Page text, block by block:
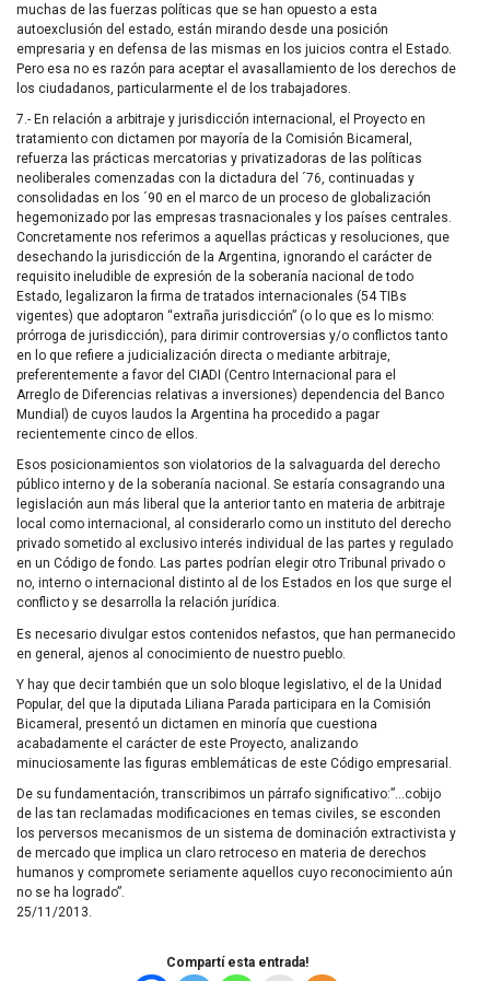
muchas de las fuerzas políticas que se han opuesto a esta
autoexclusión del estado, están mirando desde una posición
empresaria y en defensa de las mismas en los juicios contra el Estado.
Pero esa no es razón para aceptar el avasallamiento de los derechos de
los ciudadanos, particularmente el de los trabajadores.
7.- En relación a arbitraje y jurisdicción internacional, el Proyecto en
tratamiento con dictamen por mayoría de la Comisión Bicameral,
refuerza las prácticas mercatorias y privatizadoras de las políticas
neoliberales comenzadas con la dictadura del ´76, continuadas y
consolidadas en los ´90 en el marco de un proceso de globalización
hegemonizado por las empresas trasnacionales y los países centrales.
Concretamente nos referimos a aquellas prácticas y resoluciones, que
desechando la jurisdicción de la Argentina, ignorando el carácter de
requisito ineludible de expresión de la soberanía nacional de todo
Estado, legalizaron la firma de tratados internacionales (54 TIBs
vigentes) que adoptaron “extraña jurisdicción” (o lo que es lo mismo:
prórroga de jurisdicción), para dirimir controversias y/o conflictos tanto
en lo que refiere a judicialización directa o mediante arbitraje,
preferentemente a favor del CIADI (Centro Internacional para el
Arreglo de Diferencias relativas a inversiones) dependencia del Banco
Mundial) de cuyos laudos la Argentina ha procedido a pagar
recientemente cinco de ellos.
Esos posicionamientos son violatorios de la salvaguarda del derecho
público interno y de la soberanía nacional. Se estaría consagrando una
legislación aun más liberal que la anterior tanto en materia de arbitraje
local como internacional, al considerarlo como un instituto del derecho
privado sometido al exclusivo interés individual de las partes y regulado
en un Código de fondo. Las partes podrían elegir otro Tribunal privado o
no, interno o internacional distinto al de los Estados en los que surge el
conflicto y se desarrolla la relación jurídica.
Es necesario divulgar estos contenidos nefastos, que han permanecido
en general, ajenos al conocimiento de nuestro pueblo.
Y hay que decir también que un solo bloque legislativo, el de la Unidad
Popular, del que la diputada Liliana Parada participara en la Comisión
Bicameral, presentó un dictamen en minoría que cuestiona
acabadamente el carácter de este Proyecto, analizando
minuciosamente las figuras emblemáticas de este Código empresarial.
De su fundamentación, transcribimos un párrafo significativo:”…cobijo
de las tan reclamadas modificaciones en temas civiles, se esconden
los perversos mecanismos de un sistema de dominación extractivista y
de mercado que implica un claro retroceso en materia de derechos
humanos y compromete seriamente aquellos cuyo reconocimiento aún
no se ha logrado”.
25/11/2013.
Compartí esta entrada!